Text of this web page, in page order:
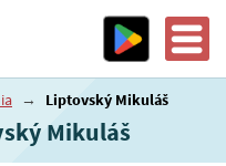
→ Liptovský Mikuláš
Mikuláš